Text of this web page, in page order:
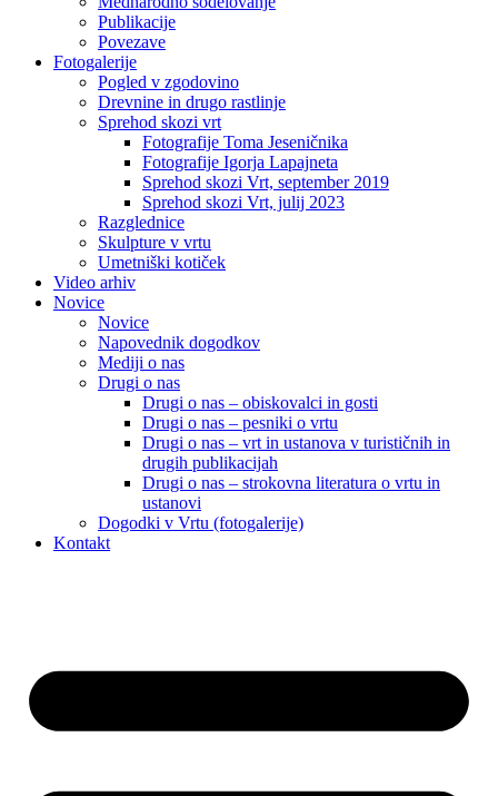
Publikacije
Povezave
Fotogalerije
Pogled v zgodovino
Drevnine in drugo rastlinje
Sprehod skozi vrt
Fotografije Toma Jeseničnika
Fotografije Igorja Lapajneta
Sprehod skozi Vrt, september 2019
Sprehod skozi Vrt, julij 2023
Razglednice
Skulpture v vrtu
Umetniški kotiček
Video arhiv
Novice
Novice
Napovednik dogodkov
Mediji o nas
Drugi o nas
Drugi o nas – obiskovalci in gosti
Drugi o nas – pesniki o vrtu
Drugi o nas – vrt in ustanova v turističnih in
drugih publikacijah
Drugi o nas – strokovna literatura o vrtu in
ustanovi
Dogodki v Vrtu (fotogalerije)
Kontakt